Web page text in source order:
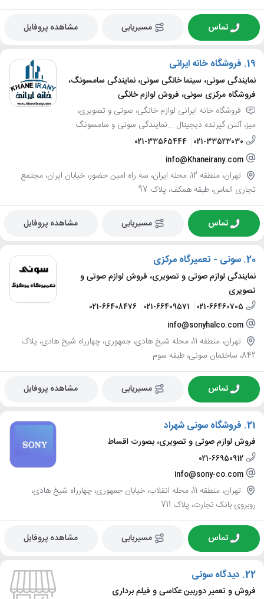
تماس مسیریابی مشاهده پروفایل
19. فروشگاه خانه ایرانی
نمایندگی سونی، سینما خانگی سونی، نمایندگی سامسونگ،
فروشگاه مرکزی سونی، فروش لوازم خانگی
فروشگاه خانه ایرانی لوازم خانگی، صوتی و تصویری،
میز، آنتن گیرنده دیجیتال ...نمایندگی سونی و سامسونگ
021-33523030
021-33565444
info@Khaneirany.com
تهران، منطقه 12، محله ایران، سه راه امین حضور، خیابان ایران، مجتمع
تجاری الماس، طبقه همکف، پلاک 97
تماس مسیریابی مشاهده پروفایل
20. سونی - تعمیرگاه مرکزی
نمایندگی لوازم صوتی و تصویری، فروش لوازم صوتی و
تصویری
021-66460705
021-66409571
021-66408476
info@sonyhalco.com
تهران، منطقه 11، محله شیخ هادی، جمهوری، چهارراه شیخ هادی، پلاک
842، ساختمان سونی، طبقه سوم
تماس مسیریابی مشاهده پروفایل
21. فروشگاه سونی شهراد
فروش لوازم صوتی و تصویری، بصورت اقساط
021-66950912
info@sony-co.com
تهران، منطقه 11، محله انقلاب، خیابان جمهوری، چهارراه شیخ هادی،
روبروی بانک تجارت، پلاک 711
تماس مسیریابی مشاهده پروفایل
22. دیدگاه سونی
فروش و تعمیر دوربین عکاسی و فیلم برداری